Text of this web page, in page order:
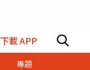
下載 APP
專題